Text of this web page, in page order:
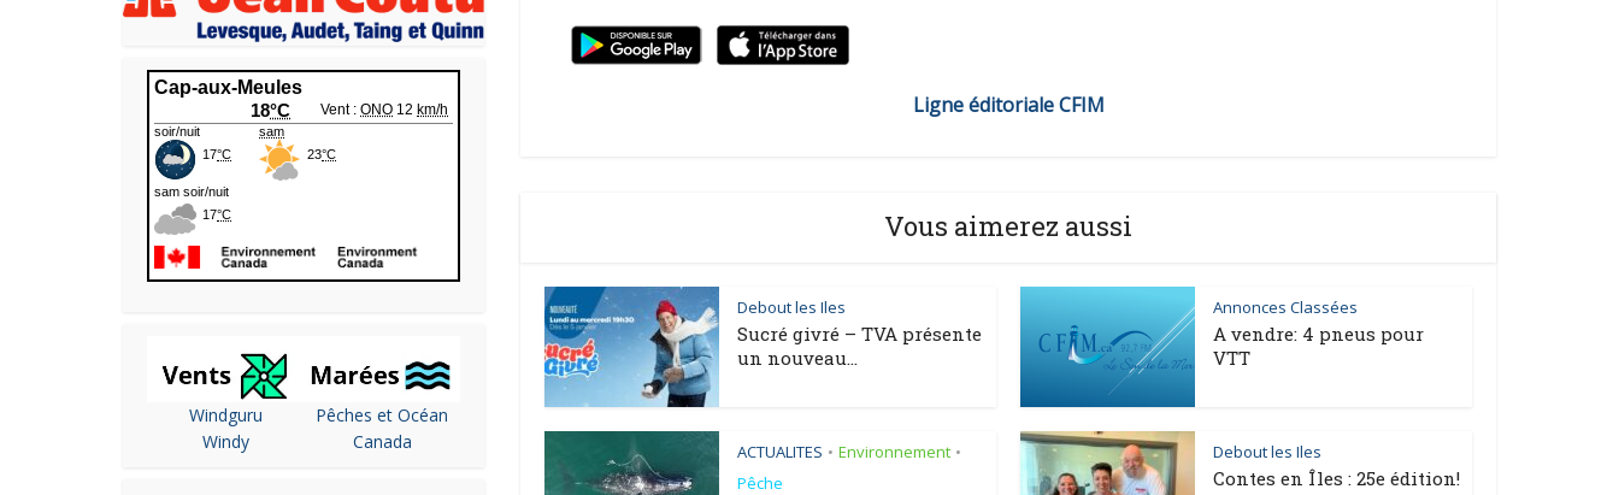
Windguru
Windy
Pêches et Océan
Canada
Ligne éditoriale CFIM
Vous aimerez aussi
Debout les Iles
Sucré givré – TVA présente
un nouveau...
Annonces Classées
A vendre: 4 pneus pour
VTT
ACTUALITES • Environnement •
Pêche
Debout les Iles
Contes en Îles : 25e édition!